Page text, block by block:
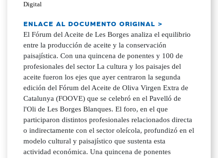
Digital
ENLACE AL DOCUMENTO ORIGINAL >
El Fórum del Aceite de Les Borges analiza el equilibrio
entre la producción de aceite y la conservación
paisajística. Con una quincena de ponentes y 100 de
profesionales del sector La cultura y los paisajes del
aceite fueron los ejes que ayer centraron la segunda
edición del Fórum del Aceite de Oliva Virgen Extra de
Catalunya (FOOVE) que se celebró en el Pavelló de
l'Oli de Les Borges Blanques. El foro, en el que
participaron distintos profesionales relacionados directa
o indirectamente con el sector oleícola, profundizó en el
modelo cultural y paisajístico que sustenta esta
actividad económica. Una quincena de ponentes